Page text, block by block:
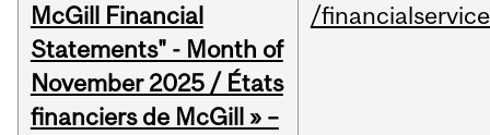
McGill Financial
Statements" - Month of
November 2025 / États
financiers de McGill » –
/